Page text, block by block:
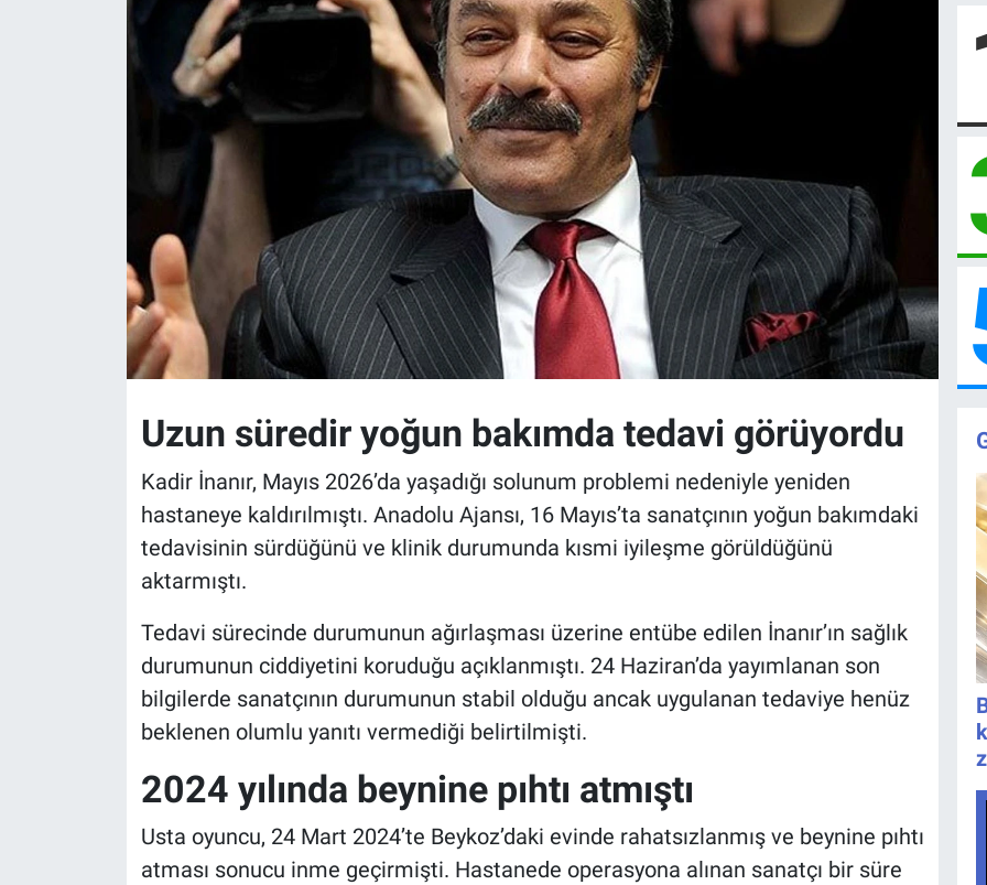
Uzun süredir yoğun bakımda tedavi görüyordu
Kadir İnanır, Mayıs 2026’da yaşadığı solunum problemi nedeniyle yeniden
hastaneye kaldırılmıştı. Anadolu Ajansı, 16 Mayıs’ta sanatçının yoğun bakımdaki
tedavisinin sürdüğünü ve klinik durumunda kısmi iyileşme görüldüğünü
aktarmıştı.
Tedavi sürecinde durumunun ağırlaşması üzerine entübe edilen İnanır’ın sağlık
durumunun ciddiyetini koruduğu açıklanmıştı. 24 Haziran’da yayımlanan son
bilgilerde sanatçının durumunun stabil olduğu ancak uygulanan tedaviye henüz
beklenen olumlu yanıtı vermediği belirtilmişti.
2024 yılında beynine pıhtı atmıştı
Usta oyuncu, 24 Mart 2024’te Beykoz’daki evinde rahatsızlanmış ve beynine pıhtı
atması sonucu inme geçirmişti. Hastanede operasyona alınan sanatçı bir süre